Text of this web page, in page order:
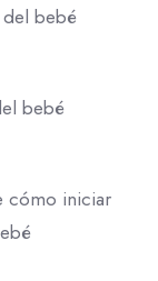
del bebé
bebé
cómo iniciar